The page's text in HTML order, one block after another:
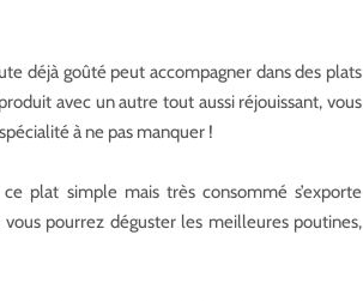
déjà goûté peut accompagner dans des plats
avec un autre tout aussi réjouissant, vous
à ne pas manquer !
plat simple mais très consommé s’exporte
vous pourrez déguster les meilleures poutines,